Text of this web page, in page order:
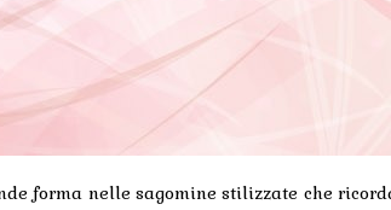
forma nelle sagomine stilizzate che